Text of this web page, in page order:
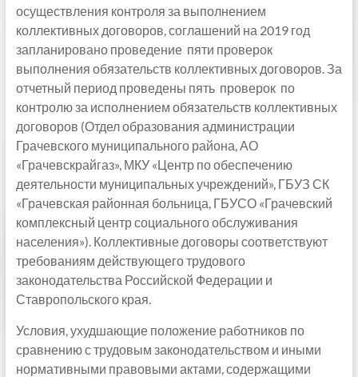
осуществления контроля за выполнением
коллективных договоров, соглашений на 2019 год
запланировано проведение пяти проверок
выполнения обязательств коллективных договоров. За
отчетный период проведены пять проверок по
контролю за исполнением обязательств коллективных
договоров (Отдел образования администрации
Грачевского муниципального района, АО
«Грачевскрайгаз», МКУ «Центр по обеспечению
деятельности муниципальных учреждений», ГБУЗ СК
«Грачевская районная больница, ГБУСО «Грачевский
комплексный центр социального обслуживания
населения»). Коллективные договоры соответствуют
требованиям действующего трудового
законодательства Российской Федерации и
Ставропольского края.
Условия, ухудшающие положение работников по
сравнению с трудовым законодательством и иными
нормативными правовыми актами, содержащими